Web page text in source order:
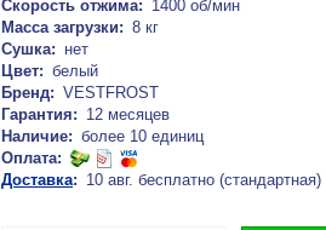
Скорость отжима: 1400 об/мин
Масса загрузки: 8 кг
Сушка: нет
Цвет: белый
Бренд: VESTFROST
Гарантия: 12 месяцев
Наличие: более 10 единиц
Оплата:
Доставка: 10 авг. бесплатно (стандартная)